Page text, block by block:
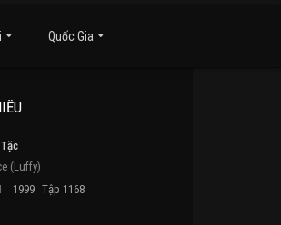
Quốc Gia
(Luffy)
1999 Tập 1168